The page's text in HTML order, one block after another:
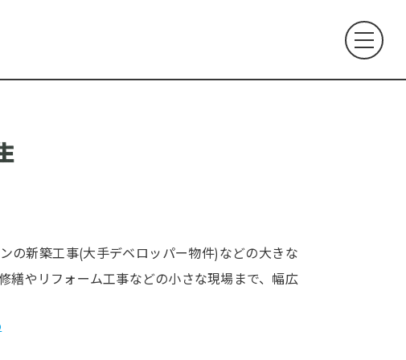
の新築工事(大手デベロッパー物件)などの大きな
繕やリフォーム工事などの小さな現場まで、幅広